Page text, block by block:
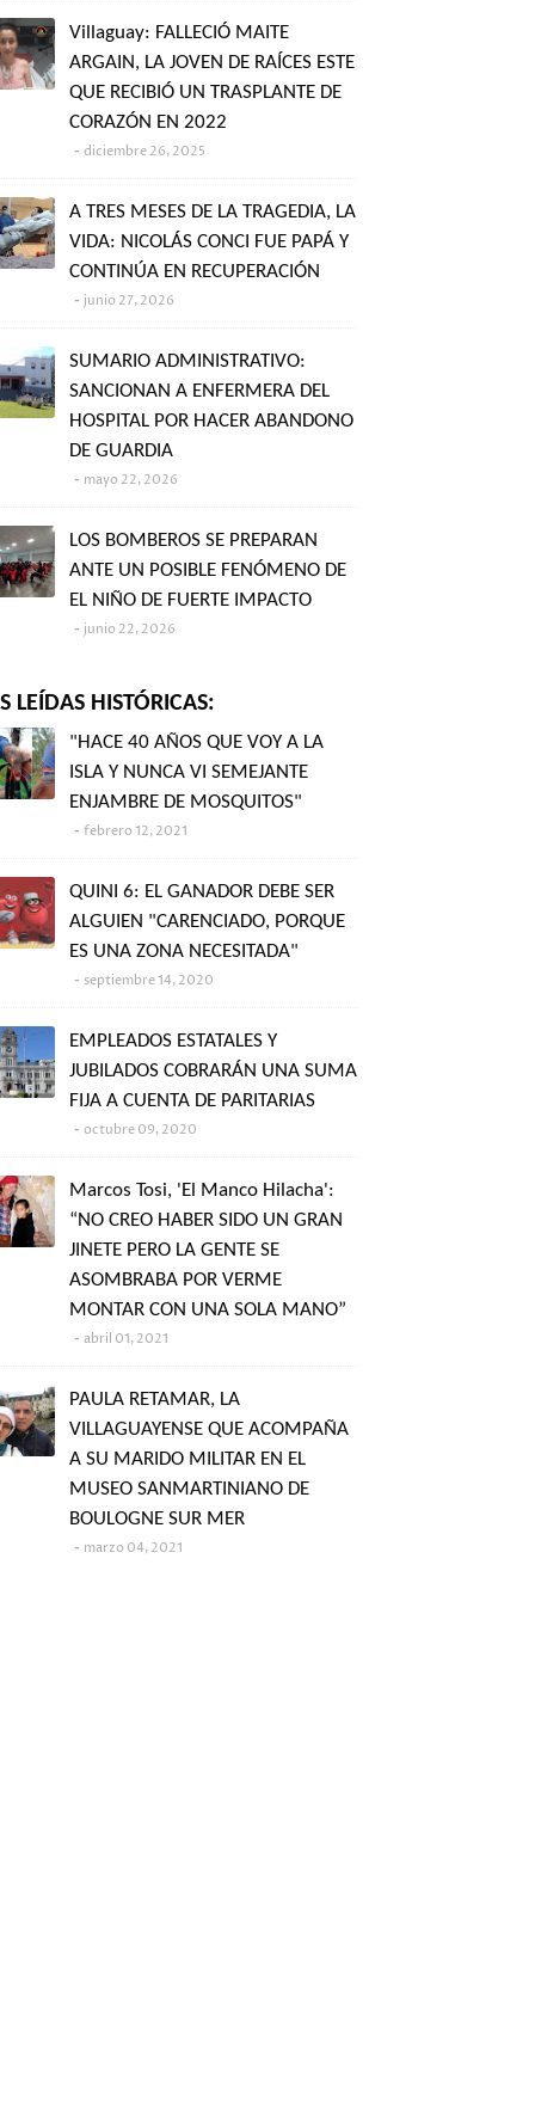
Villaguay: FALLECIÓ MAITE
ARGAIN, LA JOVEN DE RAÍCES ESTE
QUE RECIBIÓ UN TRASPLANTE DE
CORAZÓN EN 2022
diciembre 26, 2025
A TRES MESES DE LA TRAGEDIA, LA
VIDA: NICOLÁS CONCI FUE PAPÁ Y
CONTINÚA EN RECUPERACIÓN
junio 27, 2026
SUMARIO ADMINISTRATIVO:
SANCIONAN A ENFERMERA DEL
HOSPITAL POR HACER ABANDONO
DE GUARDIA
mayo 22, 2026
LOS BOMBEROS SE PREPARAN
ANTE UN POSIBLE FENÓMENO DE
EL NIÑO DE FUERTE IMPACTO
junio 22, 2026
LEÍDAS HISTÓRICAS:
"HACE 40 AÑOS QUE VOY A LA
ISLA Y NUNCA VI SEMEJANTE
ENJAMBRE DE MOSQUITOS"
febrero 12, 2021
QUINI 6: EL GANADOR DEBE SER
ALGUIEN "CARENCIADO, PORQUE
ES UNA ZONA NECESITADA"
septiembre 14, 2020
EMPLEADOS ESTATALES Y
JUBILADOS COBRARÁN UNA SUMA
FIJA A CUENTA DE PARITARIAS
octubre 09, 2020
Marcos Tosi, 'El Manco Hilacha':
“NO CREO HABER SIDO UN GRAN
JINETE PERO LA GENTE SE
ASOMBRABA POR VERME
MONTAR CON UNA SOLA MANO”
abril 01, 2021
PAULA RETAMAR, LA
VILLAGUAYENSE QUE ACOMPAÑA
A SU MARIDO MILITAR EN EL
MUSEO SANMARTINIANO DE
BOULOGNE SUR MER
marzo 04, 2021